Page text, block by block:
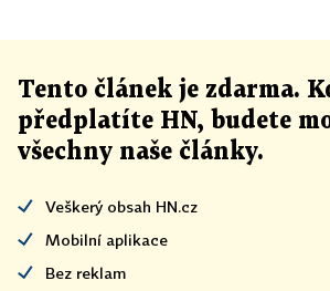
Tento článek je zdarma.
předplatíte HN, budete
všechny naše články.
Veškerý obsah HN.cz
Mobilní aplikace
Bez reklam